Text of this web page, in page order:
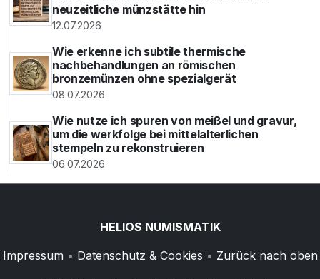
neuzeitliche münzstätte hin
12.07.2026
Wie erkenne ich subtile thermische
nachbehandlungen an römischen
bronzemünzen ohne spezialgerät
08.07.2026
Wie nutze ich spuren von meißel und gravur,
um die werkfolge bei mittelalterlichen
stempeln zu rekonstruieren
06.07.2026
HELIOS NUMISMATIK
Impressum• Datenschutz & Cookies • Zurück nach oben